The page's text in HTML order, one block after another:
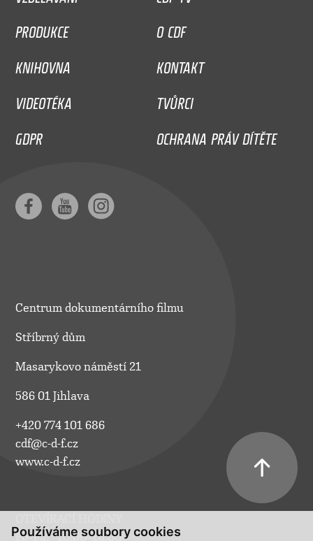
Používáme soubory cookies
PRODUKCE
O CDF
KNIHOVNA
KONTAKT
VIDEOTÉKA
TVŮRCI
GDPR
OCHRANA PRÁV DÍTĚTE
Centrum dokumentárního filmu
Stříbrný dům
Masarykovo náměstí 21
586 01 Jihlava
+420 774 101 686
cdf@c-d-f.cz
www.c-d-f.cz
Po–Pá:
10.00–18.00